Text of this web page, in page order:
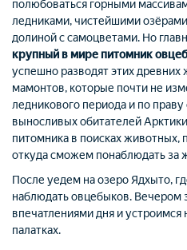
полюбоваться горными
ледниками, чистейшими
долиной с самоцветами. Но
крупный в мире питомник
успешно разводят этих
мамонтов, которые почти не
ледникового периода и по
выносливых обитателей
питомника в поисках
откуда сможем понаблюдать за
После уедем на озеро Ядхыто,
наблюдать овцебыков. Вечером
впечатлениями дня иустроимся
палатках.